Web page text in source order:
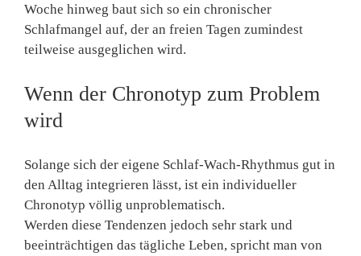
Woche hinweg baut sich so ein chronischer
Schlafmangel auf, der an freien Tagen zumindest
teilweise ausgeglichen wird.
Wenn der Chronotyp zum Problem
wird
Solange sich der eigene Schlaf-Wach-Rhythmus gut in
den Alltag integrieren lässt, ist ein individueller
Chronotyp völlig unproblematisch.
Werden diese Tendenzen jedoch sehr stark und
beeinträchtigen das tägliche Leben, spricht man von